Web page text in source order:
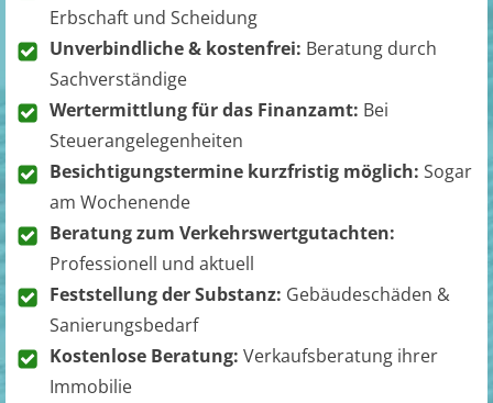
Erbschaft und Scheidung
Unverbindliche & kostenfrei: Beratung durch
Sachverständige
Wertermittlung für das Finanzamt: Bei
Steuerangelegenheiten
Besichtigungstermine kurzfristig möglich: Sogar
am Wochenende
Beratung zum Verkehrswertgutachten:
Professionell und aktuell
Feststellung der Substanz: Gebäudeschäden &
Sanierungsbedarf
Kostenlose Beratung: Verkaufsberatung ihrer
Immobilie